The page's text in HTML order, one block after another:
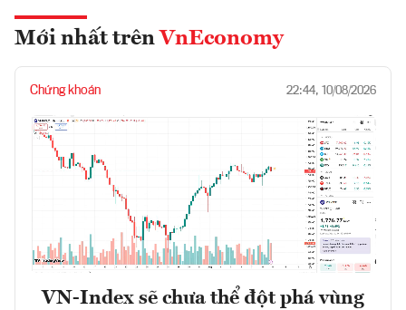
Mới nhất trên VnEconomy
Chứng khoán 22:44, 10/08/2026
VN-Index sẽ chưa thể đột phá vùng